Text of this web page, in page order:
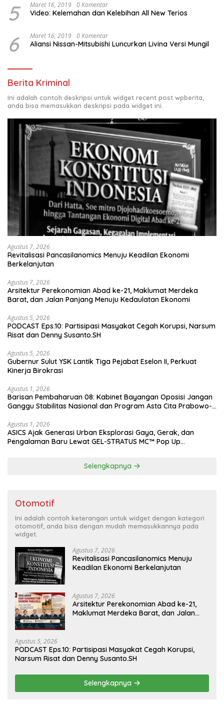
5 Maret 16, 2019 0 Komentar
Video: Kelemahan dan Kelebihan All New Terios
6 Maret 16, 2019 0 Komentar
Aliansi Nissan-Mitsubishi Luncurkan Livina Versi Mungil
Berita Kriminal
Ini adalah contoh deskripsi untuk widget recent post wpberita,
anda bisa memasukkan deskripsi pada widget ini.
Agustus 7, 2026
Revitalisasi Pancasilanomics Menuju Keadilan Ekonomi
Berkelanjutan
Agustus 7, 2026
Arsitektur Perekonomian Abad ke-21, Maklumat Merdeka
Barat, dan Jalan Panjang Menuju Kedaulatan Ekonomi
Agustus 5, 2026
PODCAST Eps.10: Partisipasi Masyakat Cegah Korupsi, Narsum
Risat dan Denny Susanto.SH
Agustus 5, 2026
Gubernur Sulut YSK Lantik Tiga Pejabat Eselon II, Perkuat
Kinerja Birokrasi
Agustus 1, 2026
Barisan Pembaharuan 08: Kabinet Bayangan Oposisi Jangan
Ganggu Stabilitas Nasional dan Program Asta Cita Prabowo-
Agustus 1, 2026
ASICS Ajak Generasi Urban Eksplorasi Gaya, Gerak, dan
Pengalaman Baru Lewat GEL-STRATUS MC™ Pop Up
Selengkapnya
Otomotif
Ini adalah contoh keterangan untuk widget dengan kategori
otomotif, anda bisa dengan mudah memasukkannya pada
widget.
Agustus 7, 2026
Revitalisasi Pancasilanomics Menuju
Keadilan Ekonomi Berkelanjutan
Agustus 7, 2026
Arsitektur Perekonomian Abad ke-21,
Maklumat Merdeka Barat, dan Jalan
Agustus 5, 2026
PODCAST Eps.10: Partisipasi Masyakat Cegah Korupsi,
Narsum Risat dan Denny Susanto.SH
Selengkapnya